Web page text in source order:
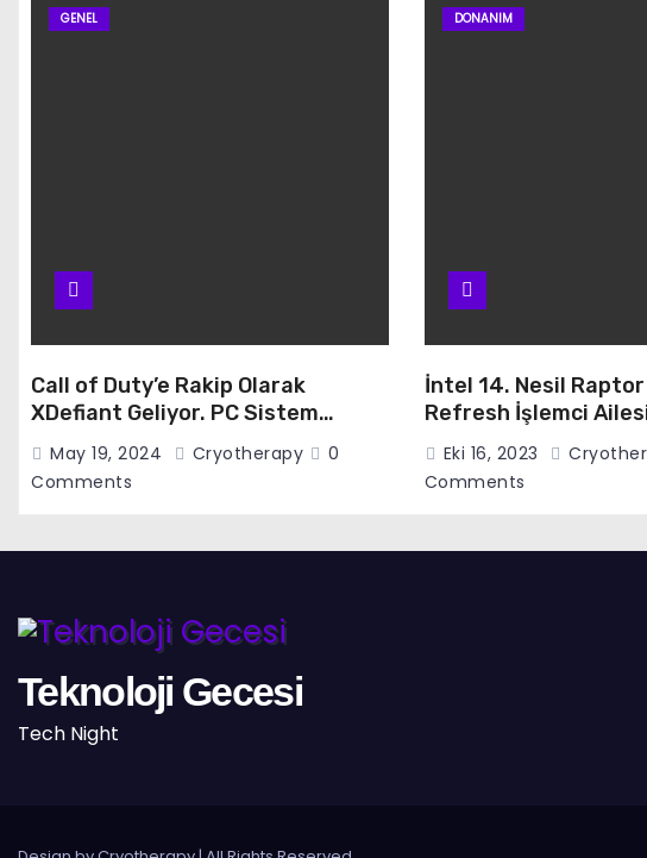
GENEL
Call of Duty’e Rakip Olarak
XDefiant Geliyor. PC Sistem
Gereksinimleri Netleşti
May 19, 2024 Cryotherapy
0
Comments
DONANIM
İntel 14. Nesil
Refresh İşlemci
Eki 16, 2023
Comments
Teknoloji Gecesi
Tech Night